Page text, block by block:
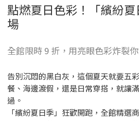
點燃夏日色彩！「繽紛
場
全館限時 9 折，用亮眼色彩炸裂
告別沉悶的黑白灰，這個夏天就要五
餐、海邊渡假，還是日常穿搭，就讓
過。
「繽紛夏日季」狂歡開跑，全館精選